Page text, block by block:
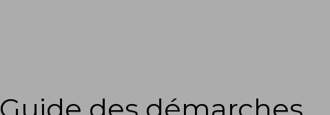
Guide des démarches